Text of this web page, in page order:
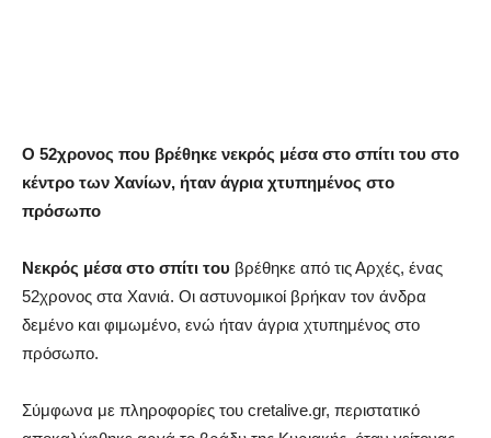
Ο 52χρονος που βρέθηκε νεκρός μέσα στο σπίτι του στο
κέντρο των Χανίων, ήταν άγρια χτυπημένος στο
πρόσωπο
Νεκρός μέσα στο σπίτι του βρέθηκε από τις Αρχές, ένας
52χρονος στα Χανιά. Οι αστυνομικοί βρήκαν τον άνδρα
δεμένο και φιμωμένο, ενώ ήταν άγρια χτυπημένος στο
πρόσωπο.
Σύμφωνα με πληροφορίες του cretalive.gr, περιστατικό